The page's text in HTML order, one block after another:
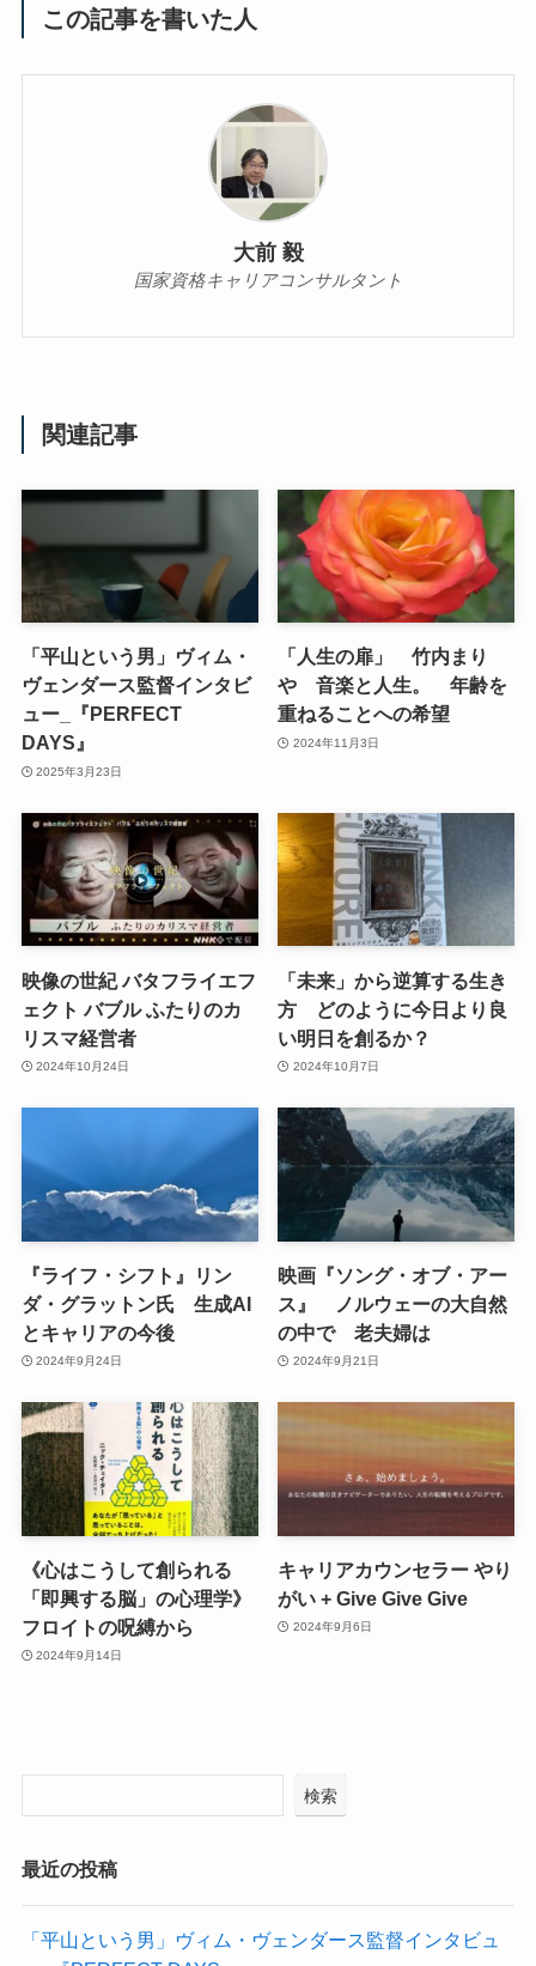
この記事を書いた人
大前 毅
国家資格キャリアコンサルタント
関連記事
「平山という男」ヴィム・
ヴェンダース監督インタビ
ュー_『PERFECT
DAYS』
2025年3月23日
「人生の扉」 竹内まり
や 音楽と人生。 年齢を
重ねることへの希望
2024年11月3日
映像の世紀 バタフライエフ
ェクト バブル ふたりのカ
リスマ経営者
2024年10月24日
「未来」から逆算する生き
方 どのように今日より良
い明日を創るか？
2024年10月7日
『ライフ・シフト』リン
ダ・グラットン氏 生成AI
とキャリアの今後
2024年9月24日
映画『ソング・オブ・アー
ス』 ノルウェーの大自然
の中で 老夫婦は
2024年9月21日
《心はこうして創られる
「即興する脳」の心理学》
フロイトの呪縛から
2024年9月14日
キャリアカウンセラー やり
がい + Give Give Give
2024年9月6日
検索
最近の投稿
「平山という男」ヴィム・ヴェンダース監督インタビュ